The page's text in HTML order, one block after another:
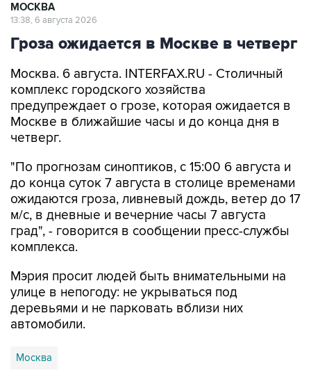
МОСКВА
13:38, 6 августа 2026
Гроза ожидается в Москве в четверг
Москва. 6 августа. INTERFAX.RU - Столичный
комплекс городского хозяйства
предупреждает о грозе, которая ожидается в
Москве в ближайшие часы и до конца дня в
четверг.
"По прогнозам синоптиков, с 15:00 6 августа и
до конца суток 7 августа в столице временами
ожидаются гроза, ливневый дождь, ветер до 17
м/с, в дневные и вечерние часы 7 августа
град", - говорится в сообщении пресс-службы
комплекса.
Мэрия просит людей быть внимательными на
улице в непогоду: не укрываться под
деревьями и не парковать вблизи них
автомобили.
Москва